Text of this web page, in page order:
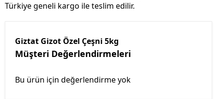
Türkiye geneli kargo ile teslim edilir.
Giztat Gizot Özel Çeşni 5kg
Müşteri Değerlendirmeleri
Bu ürün için değerlendirme yok